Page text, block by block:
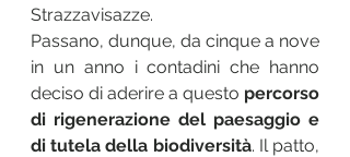
Strazzavisazze.
Passano, dunque, da cinque a nove
in un anno i contadini che hanno
deciso di aderire a questo percorso
di rigenerazione del paesaggio e
di tutela della biodiversità. Il patto,